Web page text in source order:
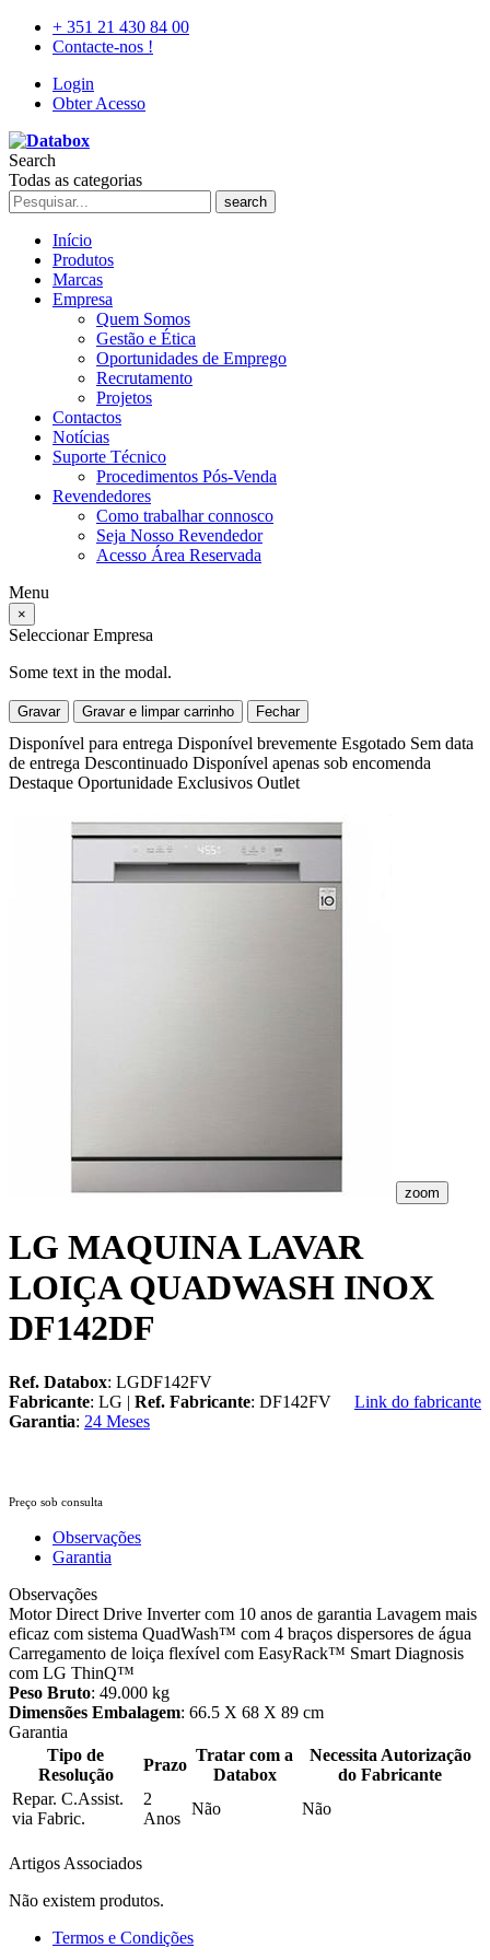
+ 351 21 430 84 00
Contacte-nos !
Login
Obter Acesso
Search
Todas as categorias
search
Início
Produtos
Marcas
Empresa
Quem Somos
Gestão e Ética
Oportunidades de Emprego
Recrutamento
Projetos
Contactos
Notícias
Suporte Técnico
Procedimentos Pós-Venda
Revendedores
Como trabalhar connosco
Seja Nosso Revendedor
Acesso Área Reservada
Menu
×
Seleccionar Empresa
Some text in the modal.
Gravar Gravar e limpar carrinho Fechar
Disponível para entrega Disponível brevemente Esgotado Sem data
de entrega Descontinuado Disponível apenas sob encomenda
Destaque Oportunidade Exclusivos Outlet
zoom
LG MAQUINA LAVAR
LOIÇA QUADWASH INOX
DF142DF
Ref. Databox: LGDF142FV
Fabricante: LG | Ref. Fabricante: DF142FV
Link do fabricante
Garantia: 24 Meses
Preço sob consulta
Observações
Garantia
Observações
Motor Direct Drive Inverter com 10 anos de garantia Lavagem mais
eficaz com sistema QuadWash™ com 4 braços dispersores de água
Carregamento de loiça flexível com EasyRack™ Smart Diagnosis
com LG ThinQ™
Peso Bruto: 49.000 kg
Dimensões Embalagem: 66.5 X 68 X 89 cm
Garantia
Tipo de
Resolução
Prazo
Tratar com a
Databox
Necessita Autorização
do Fabricante
Repar. C.Assist.
via Fabric.
2
Anos
Não Não
Artigos Associados
Não existem produtos.
Termos e Condições